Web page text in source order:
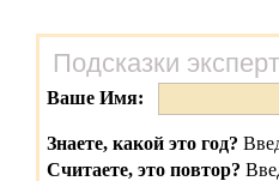
Подсказки
Ваше Имя:
Знаете, какой это год?
Считаете, это повтор?